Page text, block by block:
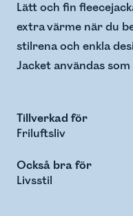
Lätt och fin
extra värme när du
stilrena och enkla
Jacket användas
Tillverkad för
Friluftsliv
Också bra för
Livsstil